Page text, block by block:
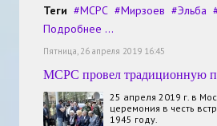
Теги
МСРС Мирзоев Эльба
Подробнее ...
Пятница, 26 апреля 2019 16:45
МСРС провел традиционную
25 апреля 2019 г. в
церемония в честь
1945 году.